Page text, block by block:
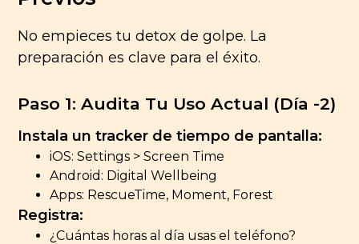
No empieces tu detox de golpe. La
preparación es clave para el éxito.
Paso 1: Audita Tu Uso Actual (Día -2)
Instala un tracker de tiempo de pantalla:
iOS: Settings > Screen Time
Android: Digital Wellbeing
Apps: RescueTime, Moment, Forest
Registra:
¿Cuántas horas al día usas el teléfono?